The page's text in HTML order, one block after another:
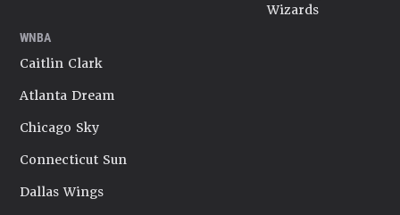
Wizards
WNBA
Caitlin Clark
Atlanta Dream
Chicago Sky
Connecticut Sun
Dallas Wings